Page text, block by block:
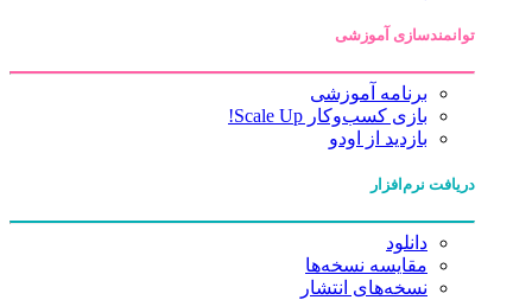
توانمندسازی آموزشی
برنامه آموزشی
بازی کسب‌وکار Scale Up!
بازدید از اودو
دریافت نرم‌افزار
دانلود
مقایسه نسخه‌ها
نسخه‌های انتشار